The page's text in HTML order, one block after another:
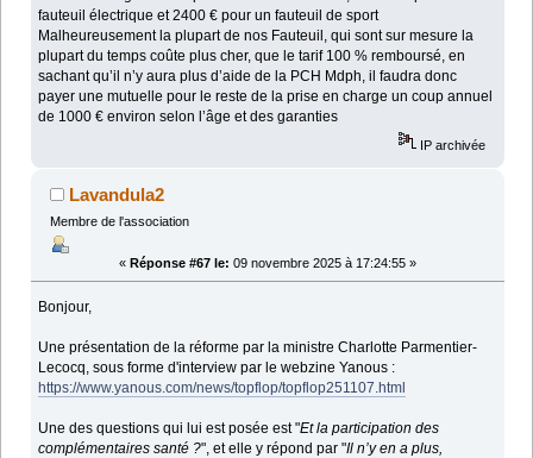
fauteuil électrique et 2400 € pour un fauteuil de sport
Malheureusement la plupart de nos Fauteuil, qui sont sur mesure la
plupart du temps coûte plus cher, que le tarif 100 % remboursé, en
sachant qu’il n’y aura plus d’aide de la PCH Mdph, il faudra donc
payer une mutuelle pour le reste de la prise en charge un coup annuel
de 1000 € environ selon l’âge et des garanties
IP archivée
Lavandula2
Membre de l'association
« Réponse #67 le: 09 novembre 2025 à 17:24:55 »
Bonjour,
Une présentation de la réforme par la ministre Charlotte Parmentier-
Lecocq, sous forme d'interview par le webzine Yanous :
https://www.yanous.com/news/topflop/topflop251107.html
Une des questions qui lui est posée est "Et la participation des
complémentaires santé ?", et elle y répond par "Il n’y en a plus,